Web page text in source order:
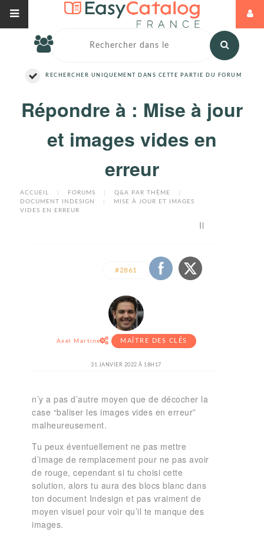
RECHERCHER UNIQUEMENT DANS CETTE PARTIE DU FORUM
Répondre à : Mise à jour
et images vides en
erreur
ACCUEIL FORUMS Q&A PAR THÈME
DOCUMENT INDESIGN
MISE À JOUR ET IMAGES
VIDES EN ERREUR
#2861
Axel Martinez MAÎTRE DES CLÉS
31 JANVIER 2022 À 18H17
Il
n’y a pas d’autre moyen que de décocher la
case “baliser les images vides en erreur”
malheureusement.
Tu peux éventuellement ne pas mettre
d’image de remplacement pour ne pas avoir
de rouge, cependant si tu choisi cette
solution, alors tu aura des blocs blanc dans
ton document Indesign et pas vraiment de
moyen visuel pour voir qu’il te manque des
images.